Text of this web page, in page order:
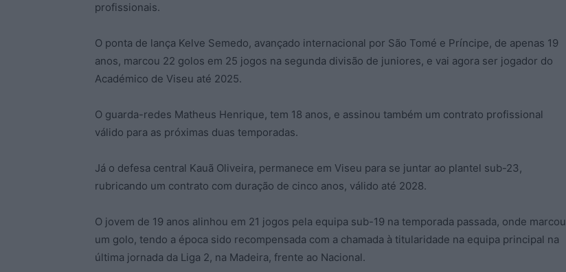
profissionais.
O ponta de lança Kelve Semedo, avançado internacional por São Tomé e Príncipe, de apenas 19
anos, marcou 22 golos em 25 jogos na segunda divisão de juniores, e vai agora ser jogador do
Académico de Viseu até 2025.
O guarda-redes Matheus Henrique, tem 18 anos, e assinou também um contrato profissional
válido para as próximas duas temporadas.
Já o defesa central Kauã Oliveira, permanece em Viseu para se juntar ao plantel sub-23,
rubricando um contrato com duração de cinco anos, válido até 2028.
O jovem de 19 anos alinhou em 21 jogos pela equipa sub-19 na temporada passada, onde marcou
um golo, tendo a época sido recompensada com a chamada à titularidade na equipa principal na
última jornada da Liga 2, na Madeira, frente ao Nacional.